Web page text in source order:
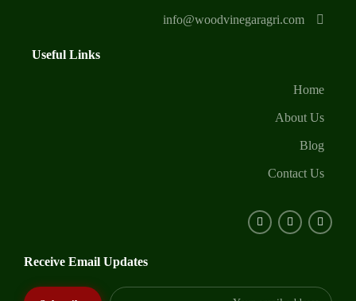
info@woodvinegaragri.com
Useful Links
Home
About Us
Blog
Contact Us
Receive Email Updates